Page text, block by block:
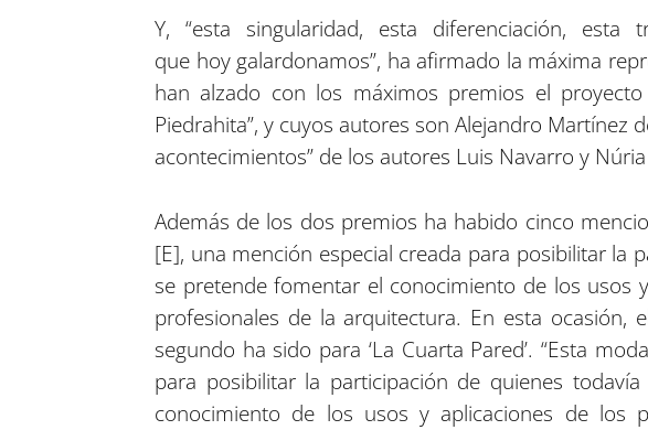
Y, “esta singularidad, esta diferenciación,
que hoy galardonamos”, ha afirmado la máxima
han alzado con los máximos premios el
Piedrahita”, y cuyos autores son Alejandro Martínez
acontecimientos” de los autores Luis Navarro y
Además de los dos premios ha habido cinco
[E], una mención especial creada para posibilitar la
se pretende fomentar el conocimiento de los usos
profesionales de la arquitectura. En esta ocasión,
segundo ha sido para ‘La Cuarta Pared’. “Esta
para posibilitar la participación de quienes
conocimiento de los usos y aplicaciones de los